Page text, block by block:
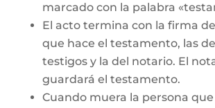
marcado con la palabra
El acto termina con la firma
que hace el testamento, las
testigos y la del notario. El
guardará el testamento.
Cuando muera la persona que